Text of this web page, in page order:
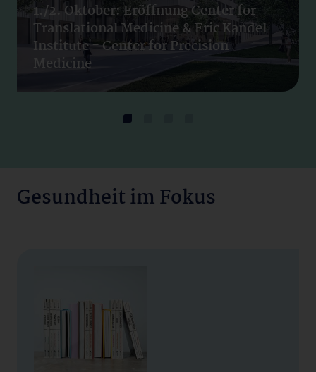
1./2. Oktober: Eröffnung Center for
Translational Medicine & Eric Kandel
Institute - Center for Precision
Medicine
Gesundheit im Fokus